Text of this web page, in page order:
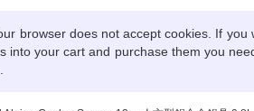
browser does not accept cookies. If you
into your cart and purchase them you